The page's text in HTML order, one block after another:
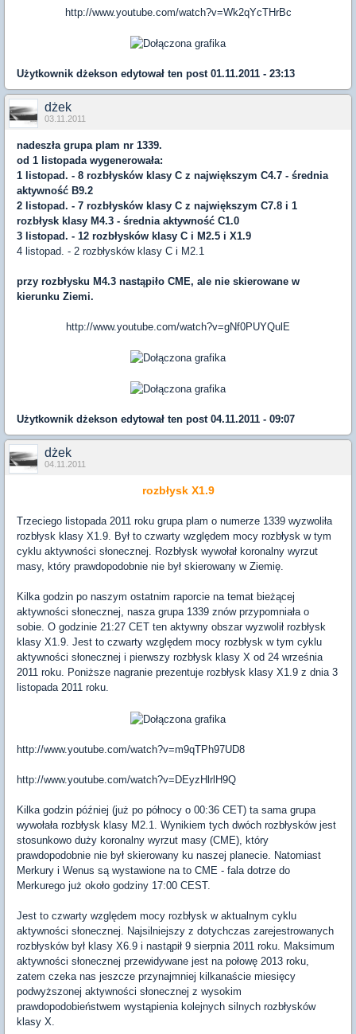
http://www.youtube.com/watch?v=Wk2qYcTHrBc
Użytkownik dżekson edytował ten post 01.11.2011 - 23:13
dżek
03.11.2011
nadeszła grupa plam nr 1339.
od 1 listopada wygenerowała:
1 listopad. - 8 rozbłysków klasy C z największym C4.7 - średnia
aktywność B9.2
2 listopad. - 7 rozbłysków klasy C z największym C7.8 i 1
rozbłysk klasy M4.3 - średnia aktywność C1.0
3 listopad. - 12 rozbłysków klasy C i M2.5 i X1.9
4 listopad. - 2 rozbłysków klasy C i M2.1
przy rozbłysku M4.3 nastąpiło CME, ale nie skierowane w
kierunku Ziemi.
http://www.youtube.com/watch?v=gNf0PUYQulE
Użytkownik dżekson edytował ten post 04.11.2011 - 09:07
dżek
04.11.2011
rozbłysk X1.9
Trzeciego listopada 2011 roku grupa plam o numerze 1339 wyzwoliła
rozbłysk klasy X1.9. Był to czwarty względem mocy rozbłysk w tym
cyklu aktywności słonecznej. Rozbłysk wywołał koronalny wyrzut
masy, który prawdopodobnie nie był skierowany w Ziemię.
Kilka godzin po naszym ostatnim raporcie na temat bieżącej
aktywności słonecznej, nasza grupa 1339 znów przypomniała o
sobie. O godzinie 21:27 CET ten aktywny obszar wyzwolił rozbłysk
klasy X1.9. Jest to czwarty względem mocy rozbłysk w tym cyklu
aktywności słonecznej i pierwszy rozbłysk klasy X od 24 września
2011 roku. Poniższe nagranie prezentuje rozbłysk klasy X1.9 z dnia 3
listopada 2011 roku.
http://www.youtube.com/watch?v=m9qTPh97UD8
http://www.youtube.com/watch?v=DEyzHlrlH9Q
Kilka godzin później (już po północy o 00:36 CET) ta sama grupa
wywołała rozbłysk klasy M2.1. Wynikiem tych dwóch rozbłysków jest
stosunkowo duży koronalny wyrzut masy (CME), który
prawdopodobnie nie był skierowany ku naszej planecie. Natomiast
Merkury i Wenus są wystawione na to CME - fala dotrze do
Merkurego już około godziny 17:00 CEST.
Jest to czwarty względem mocy rozbłysk w aktualnym cyklu
aktywności słonecznej. Najsilniejszy z dotychczas zarejestrowanych
rozbłysków był klasy X6.9 i nastąpił 9 sierpnia 2011 roku. Maksimum
aktywności słonecznej przewidywane jest na połowę 2013 roku,
zatem czeka nas jeszcze przynajmniej kilkanaście miesięcy
podwyższonej aktywności słonecznej z wysokim
prawdopodobieństwem wystąpienia kolejnych silnych rozbłysków
klasy X.